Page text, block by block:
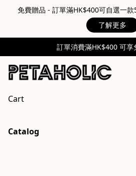
免費贈品 - 訂單滿HK$400可自選一
了解更多
訂單消費滿HK$400 可享
Cart
Catalog